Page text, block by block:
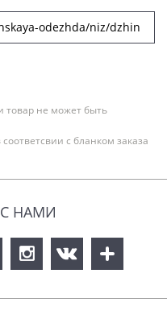
товар не может быть
с бланком заказа
С НАМИ